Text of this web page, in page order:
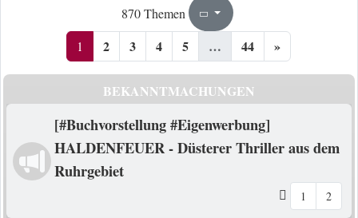
870 Themen Seite1
1 2 3 4 5 … 44 »
BEKANNTMACHUNGEN
[#Buchvorstellung #Eigenwerbung]
HALDENFEUER - Düsterer Thriller aus dem
Ruhrgebiet
1 2